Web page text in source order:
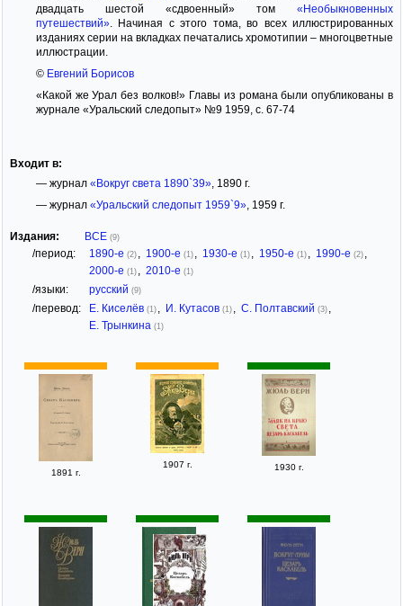
двадцать шестой «сдвоенный» том «Необыкновенных
путешествий». Начиная с этого тома, во всех иллюстрированных
изданиях серии на вкладках печатались хромотипии – многоцветные
иллюстрации.
© Евгений Борисов
«Какой же Урал без волков!» Главы из романа были опубликованы в
журнале «Уральский следопыт» №9 1959, с. 67-74
Входит в:
— журнал «Вокруг света 1890`39», 1890 г.
— журнал «Уральский следопыт 1959`9», 1959 г.
Издания: ВСЕ (9)
/период: 1890-е (2) 1900-е (1) 1930-е (1) 1950-е (1) 1990-е (2)
2000-е (1) 2010-е (1)
/языки: русский (9)
/перевод: Е. Киселёв (1) И. Кутасов (1) С. Полтавский (3)
Е. Трынкина (1)
1891 г.
1907 г. 1930 г.